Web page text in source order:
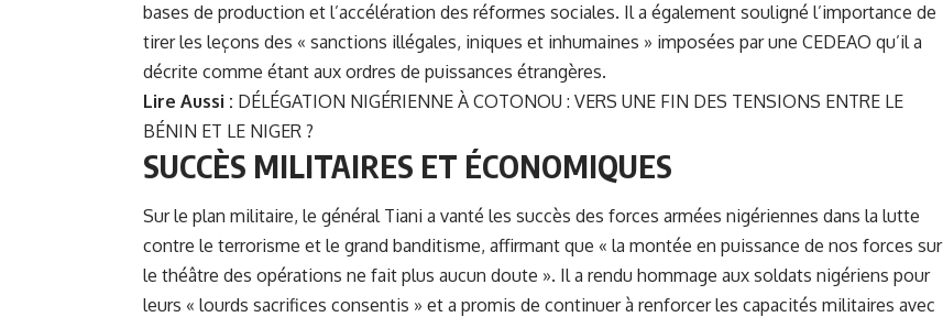
bases de production et l’accélération des réformes sociales. Il a également souligné l’importance de
tirer les leçons des « sanctions illégales, iniques et inhumaines » imposées par une CEDEAO qu’il a
décrite comme étant aux ordres de puissances étrangères.
Lire Aussi : DÉLÉGATION NIGÉRIENNE À COTONOU : VERS UNE FIN DES TENSIONS ENTRE LE
BÉNIN ET LE NIGER ?
SUCCÈS MILITAIRES ET ÉCONOMIQUES
Sur le plan militaire, le général Tiani a vanté les succès des forces armées nigériennes dans la lutte
contre le terrorisme et le grand banditisme, affirmant que « la montée en puissance de nos forces sur
le théâtre des opérations ne fait plus aucun doute ». Il a rendu hommage aux soldats nigériens pour
leurs « lourds sacrifices consentis » et a promis de continuer à renforcer les capacités militaires avec